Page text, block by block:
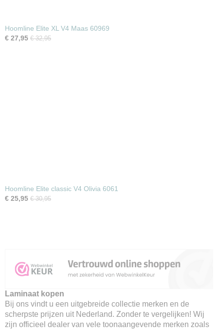
Hoomline Elite XL V4 Maas 60969
€ 27,95 € 32,95
Hoomline Elite classic V4 Olivia 6061
€ 25,95 € 30,95
Laminaat kopen
Bij ons vindt u een uitgebreide collectie merken en de
scherpste prijzen uit Nederland. Zonder te vergelijken! Wij
zijn officieel dealer van vele toonaangevende merken zoals